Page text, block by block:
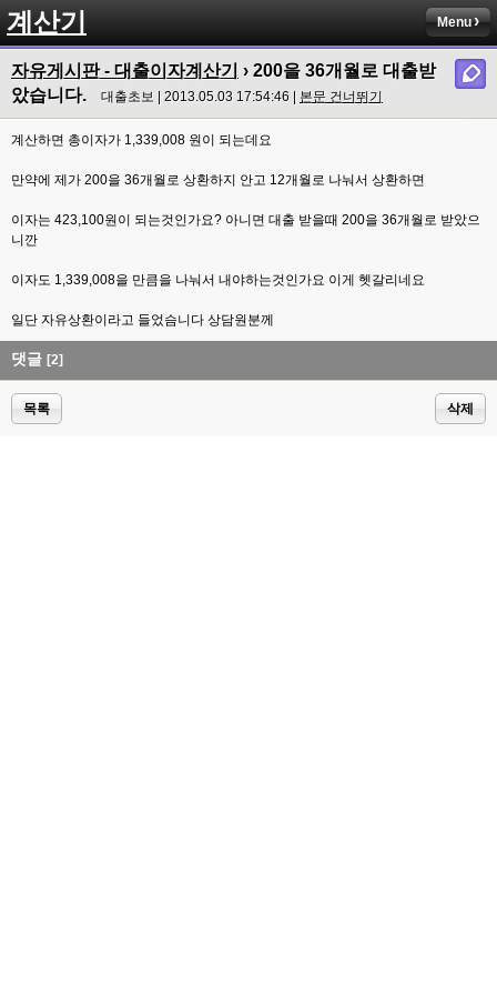
계산기 Menu
자유게시판 - 대출이자계산기 › 200을 36개월로 대출받
았습니다.
대출초보 | 2013.05.03 17:54:46 | 본문 건너뛰기
계산하면 총이자가 1,339,008 원이 되는데요
만약에 제가 200을 36개월로 상환하지 안고 12개월로 나눠서 상환하면
이자는 423,100원이 되는것인가요? 아니면 대출 받을때 200을 36개월로 받았으
니깐
이자도 1,339,008을 만큼을 나눠서 내야하는것인가요 이게 헷갈리네요
일단 자유상환이라고 들었슴니다 상담원분께
댓글 [2]
목록 삭제